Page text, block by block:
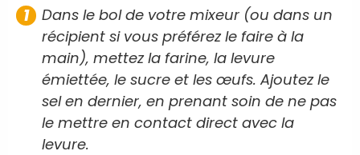
Dans le bol de votre mixeur (ou dans un
récipient si vous préférez le faire à la
main), mettez la farine, la levure
émiettée, le sucre et les œufs. Ajoutez le
sel en dernier, en prenant soin de ne pas
le mettre en contact direct avec la
levure.